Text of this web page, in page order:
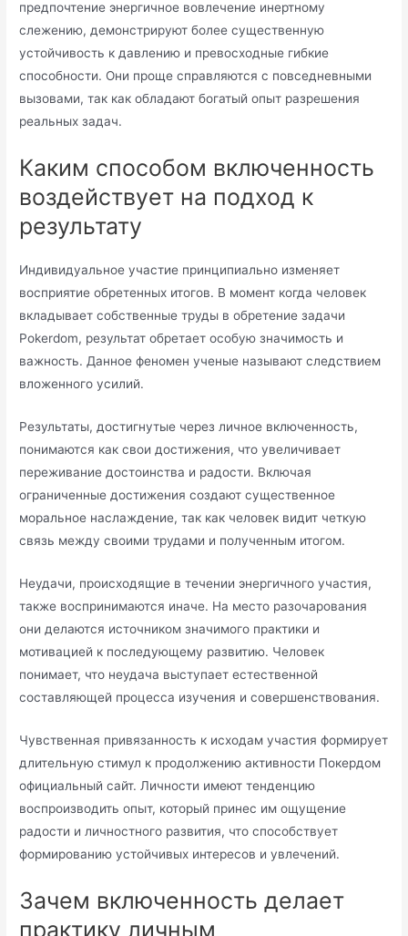
предпочтение энергичное вовлечение инертному
слежению, демонстрируют более существенную
устойчивость к давлению и превосходные гибкие
способности. Они проще справляются с повседневными
вызовами, так как обладают богатый опыт разрешения
реальных задач.
Каким способом включенность
воздействует на подход к
результату
Индивидуальное участие принципиально изменяет
восприятие обретенных итогов. В момент когда человек
вкладывает собственные труды в обретение задачи
Pokerdom, результат обретает особую значимость и
важность. Данное феномен ученые называют следствием
вложенного усилий.
Результаты, достигнутые через личное включенность,
понимаются как свои достижения, что увеличивает
переживание достоинства и радости. Включая
ограниченные достижения создают существенное
моральное наслаждение, так как человек видит четкую
связь между своими трудами и полученным итогом.
Неудачи, происходящие в течении энергичного участия,
также воспринимаются иначе. На место разочарования
они делаются источником значимого практики и
мотивацией к последующему развитию. Человек
понимает, что неудача выступает естественной
составляющей процесса изучения и совершенствования.
Чувственная привязанность к исходам участия формирует
длительную стимул к продолжению активности Покердом
официальный сайт. Личности имеют тенденцию
воспроизводить опыт, который принес им ощущение
радости и личностного развития, что способствует
формированию устойчивых интересов и увлечений.
Зачем включенность делает
практику личным